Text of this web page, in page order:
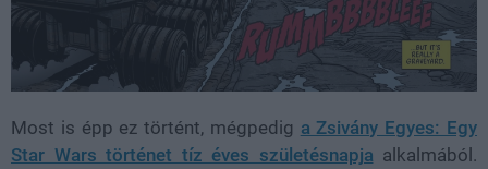
Most is épp ez történt, mégpedig a Zsivány Egyes: Egy
Star Wars történet tíz éves születésnapja alkalmából.